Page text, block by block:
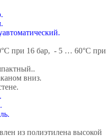
при 16 бар, - 5 … 60°С при
вниз.
из полиэтилена высокой